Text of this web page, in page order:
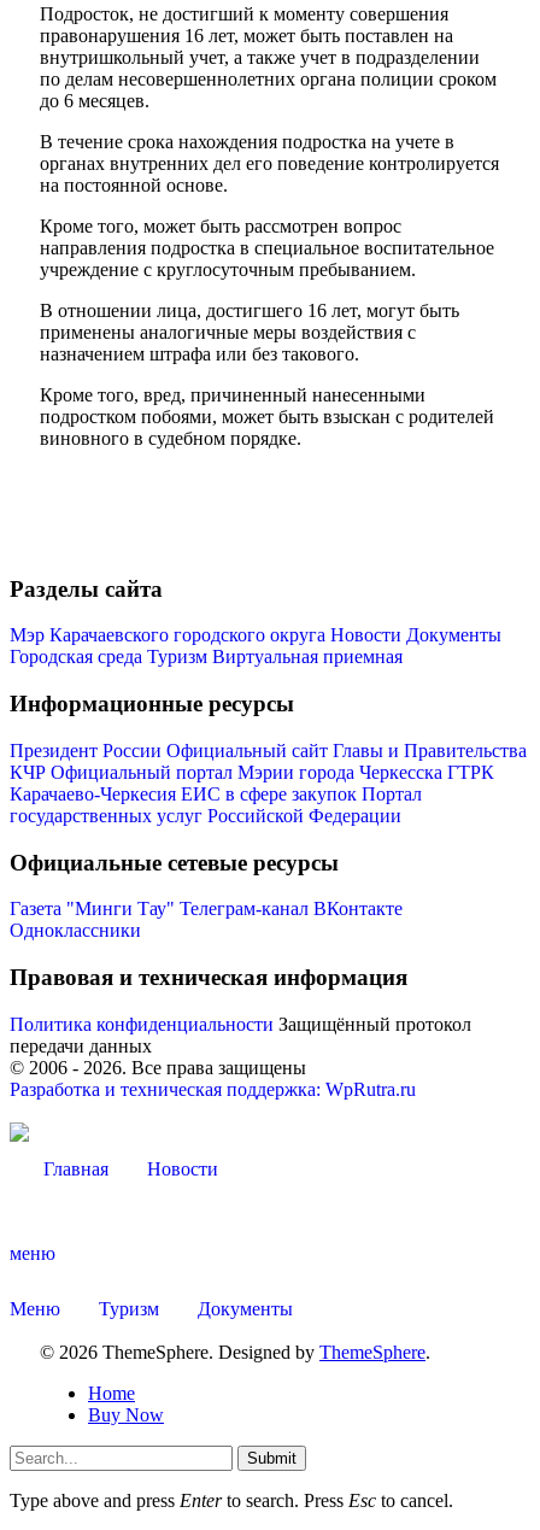
Подросток, не достигший к моменту совершения
правонарушения 16 лет, может быть поставлен на
внутришкольный учет, а также учет в подразделении
по делам несовершеннолетних органа полиции сроком
до 6 месяцев.
В течение срока нахождения подростка на учете в
органах внутренних дел его поведение контролируется
на постоянной основе.
Кроме того, может быть рассмотрен вопрос
направления подростка в специальное воспитательное
учреждение с круглосуточным пребыванием.
В отношении лица, достигшего 16 лет, могут быть
применены аналогичные меры воздействия с
назначением штрафа или без такового.
Кроме того, вред, причиненный нанесенными
подростком побоями, может быть взыскан с родителей
виновного в судебном порядке.
Разделы сайта
Мэр Карачаевского городского округа Новости Документы
Городская среда Туризм Виртуальная приемная
Информационные ресурсы
Президент России Официальный сайт Главы и Правительства
КЧР Официальный портал Мэрии города Черкесска ГТРК
Карачаево-Черкесия ЕИС в сфере закупок Портал
государственных услуг Российской Федерации
Официальные сетевые ресурсы
Газета "Минги Тау" Телеграм-канал ВКонтакте
Одноклассники
Правовая и техническая информация
Политика конфиденциальности Защищённый протокол
передачи данных
© 2006 - 2026. Все права защищены
Разработка и техническая поддержка: WpRutra.ru
Главная Новости
меню
Меню Туризм Документы
© 2026 ThemeSphere. Designed by ThemeSphere.
Home
Buy Now
Submit
Type above and press Enterto search. Press Esc to cancel.
Администрация